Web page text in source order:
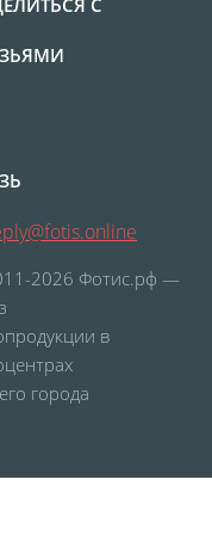
С
2026 Фотис.рф —
в
города